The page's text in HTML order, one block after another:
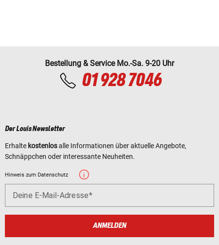
Bestellung & Service Mo.-Sa. 9-20 Uhr
01 928 7046
Der Louis Newsletter
Erhalte kostenlosalle Informationen über aktuelle Angebote,
Schnäppchen oder interessante Neuheiten.
Hinweis zum Datenschutz
Deine E-Mail-Adresse
ANMELDEN